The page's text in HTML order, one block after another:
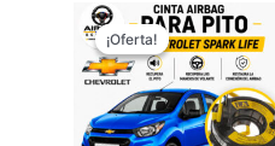
¡Oferta!
¡Oferta!
precio
original
era:
$79,99.
El
precio
actual
es:
$69,99.